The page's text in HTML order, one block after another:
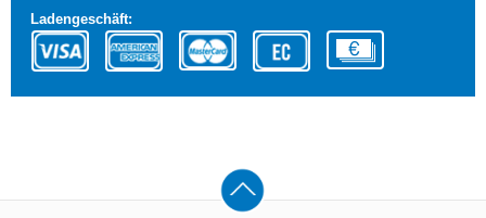
Ladengeschäft: